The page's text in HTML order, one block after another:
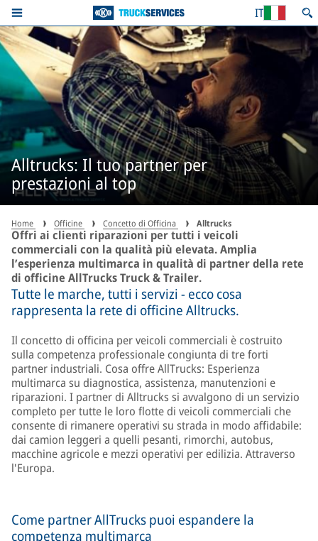
IT
Alltrucks: Il tuo partner per
prestazioni al top
Home Officine Concetto di Officina Alltrucks
Offri ai clienti riparazioni per tutti i veicoli
commerciali con la qualità più elevata. Amplia
l’esperienza multimarca in qualità di partner della rete
di officine AllTrucks Truck & Trailer.
Tutte le marche, tutti i servizi - ecco cosa
rappresenta la rete di officine Alltrucks.
Il concetto di officina per veicoli commerciali è costruito
sulla competenza professionale congiunta di tre forti
partner industriali. Cosa offre AllTrucks: Esperienza
multimarca su diagnostica, assistenza, manutenzioni e
riparazioni. I partner di Alltrucks si avvalgono di un servizio
completo per tutte le loro flotte di veicoli commerciali che
consente di rimanere operativi su strada in modo affidabile:
dai camion leggeri a quelli pesanti, rimorchi, autobus,
macchine agricole e mezzi operativi per edilizia. Attraverso
l'Europa.
Come partner AllTrucks puoi espandere la
competenza multimarca